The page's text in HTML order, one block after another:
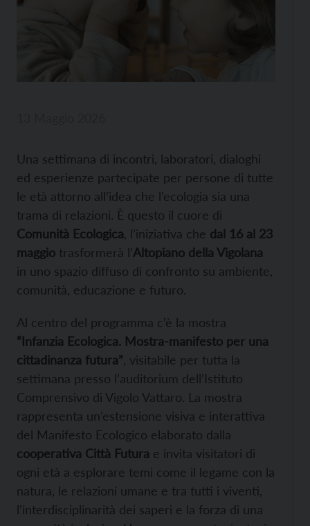
Una settimana di incontri, laboratori, dialoghi
ed esperienze partecipate per persone di tutte
le età attorno all’idea che l’ecologia sia una
trama di relazioni. È questo il cuore di
Comunità Ecologica , l’iniziativa che dal 16 al 23
maggio trasformerà l’Altopiano della Vigolana
in uno spazio diffuso di confronto su ambiente,
comunità, educazione e futuro.
Al centro del programma c’è la mostra
“Infanzia Ecologica. Mostra-manifesto per una
cittadinanza futura” , visitabile per tutta la
settimana presso l’auditorium dell’Istituto
Comprensivo di Vigolo Vattaro. La mostra
rappresenta un’estensione visiva e interattiva
del Manifesto Ecologico elaborato dalla
cooperativa Città Futura e invita visitatori di
ogni età a esplorare temi come il legame con la
natura, le relazioni umane e tra tutti i viventi,
l’interdisciplinarità dei saperi e la forza di una